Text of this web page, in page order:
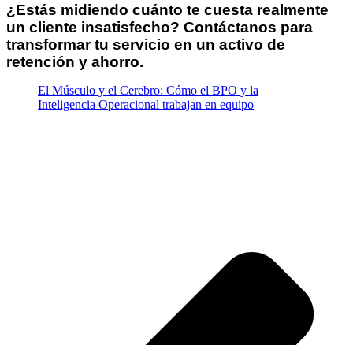
¿Estás midiendo cuánto te cuesta realmente
un cliente insatisfecho? Contáctanos para
transformar tu servicio en un activo de
retención y ahorro.
El Músculo y el Cerebro: Cómo el BPO y la
Inteligencia Operacional trabajan en equipo